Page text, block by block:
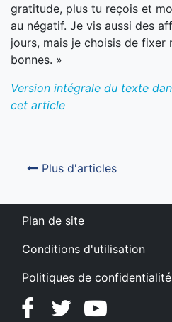
gratitude, plus tu reçois et
au négatif. Je vis aussi des
jours, mais je choisis de fixer
bonnes. »
Version intégrale du texte
cet article
Plus d'articles
Plan de site
Conditions d'utilisation
Politiques de
FacebookTwitterYouTube